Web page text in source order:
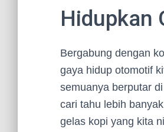
Hidupkan
Bergabung dengan
gaya hidup otomotif
semuanya berputar
cari tahu lebih
gelas kopi yang kita